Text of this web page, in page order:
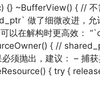
~BufferView() { // 不
做了细微改进，
以在解构时更高效：
{ //
抛出，建议： – 捕
{ try {